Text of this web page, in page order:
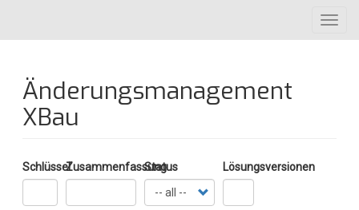
Inhalt
Änderungsmanagement
XBau
SchlüsselZusammenfassung
Status Lösungsversionen